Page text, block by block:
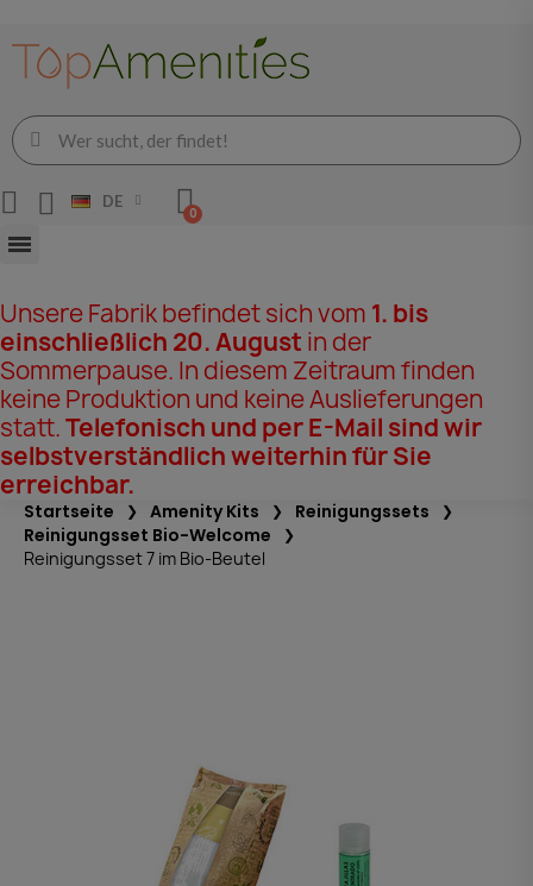
DE
Unsere Fabrik befindet sich vom 1. bis
einschließlich 20. August in der
Sommerpause. In diesem Zeitraum finden
keine Produktion und keine Auslieferungen
statt.Telefonisch und per E-Mail sind wir
selbstverständlich weiterhin für Sie
erreichbar.
Startseite Amenity Kits
Reinigungssets
Reinigungsset Bio-Welcome
Reinigungsset 7 im Bio-Beutel